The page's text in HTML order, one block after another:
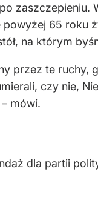
zaszczepieniu.
65 roku
na którym
przez te ruchy,
czy nie,
mówi.
dla partii